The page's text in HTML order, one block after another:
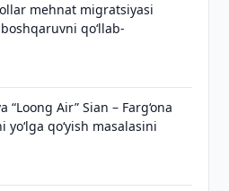
mehnat migratsiyasi
qo‘llab-
“Loong Air” Sian – Farg‘ona
qo‘yish masalasini